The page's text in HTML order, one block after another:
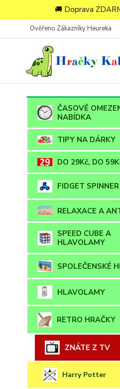
🚚 Doprava
Ověřeno Zákazníky Heureka
ČASOVĚ
NABÍDKA
TIPY NA DÁRKY
DO 29Kč, DO
FIDGET SPINNER
RELAXACE A
SPEED CUBE A
HLAVOLAMY
SPOLEČENSKÉ
HLAVOLAMY
RETRO HRAČKY
ZNÁTE Z TV
Harry Potter